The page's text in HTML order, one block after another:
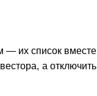
— их список вместе
а отключить